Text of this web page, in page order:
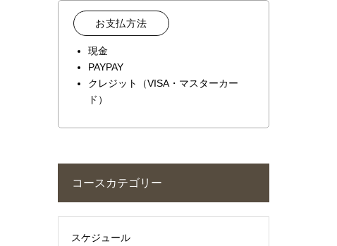
お支払方法
現金
PAYPAY
クレジット（VISA・マスターカー
ド）
コースカテゴリー